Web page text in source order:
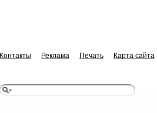
Контакты Реклама Печать Карта сайта